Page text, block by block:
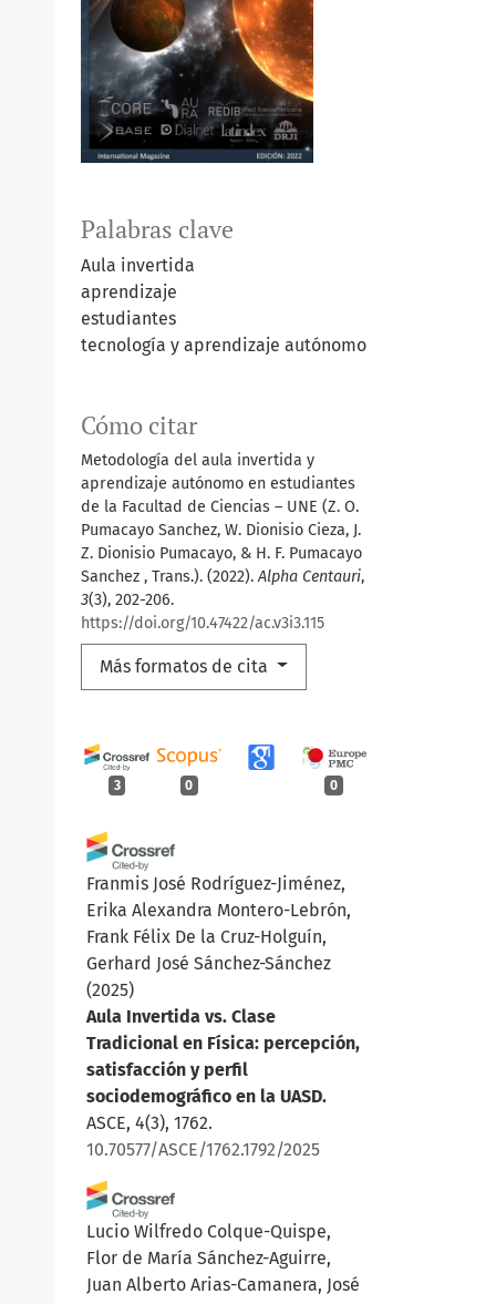
Palabras clave
Aula invertida
aprendizaje
estudiantes
tecnología y aprendizaje autónomo
Cómo citar
Metodología del aula invertida y
aprendizaje autónomo en estudiantes
de la Facultad de Ciencias – UNE (Z. O.
Pumacayo Sanchez, W. Dionisio Cieza, J.
Z. Dionisio Pumacayo, & H. F. Pumacayo
Sanchez , Trans.). (2022).Alpha Centauri,
3(3), 202-206.
https://doi.org/10.47422/ac.v3i3.115
Más formatos de cita
3 0 0
Franmis José Rodríguez-Jiménez,
Erika Alexandra Montero-Lebrón,
Frank Félix De la Cruz-Holguín,
Gerhard José Sánchez-Sánchez
(2025)
Aula Invertida vs. Clase
Tradicional en Física: percepción,
satisfacción y perfil
sociodemográfico en la UASD.
ASCE, 4(3), 1762.
10.70577/ASCE/1762.1792/2025
Lucio Wilfredo Colque-Quispe,
Flor de María Sánchez-Aguirre,
Juan Alberto Arias-Camanera, José